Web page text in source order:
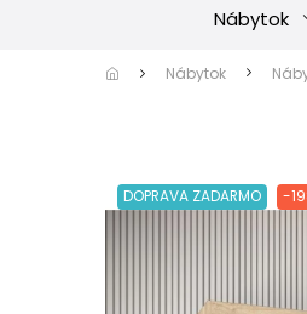
Nábytok
Nábytok
DOPRAVA ZADARMO -